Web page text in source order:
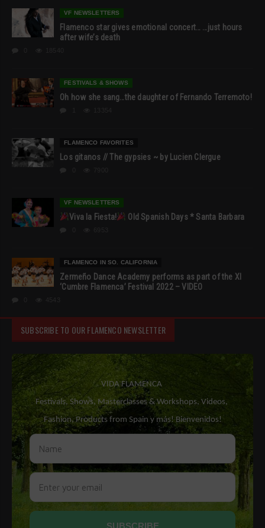
VF NEWSLETTERS
Flamenco star gives emotional concert… …just hours
after wife’s death
FESTIVALS & SHOWS
Oh how she sang…the daughter of Fernando Terremoto!
FLAMENCO FAVORITES
Los gitanos // The gypsies ~ by Lucien Clergue
VF NEWSLETTERS
Viva la Fiesta! Old Spanish Days * Santa Barbara
FLAMENCO IN SO. CALIFORNIA
Zermeño Dance Academy performs as part of the XI
‘Cumbre Flamenca’ Festival 2022 – VIDEO
SUBSCRIBE TO OUR FLAMENCO NEWSLETTER